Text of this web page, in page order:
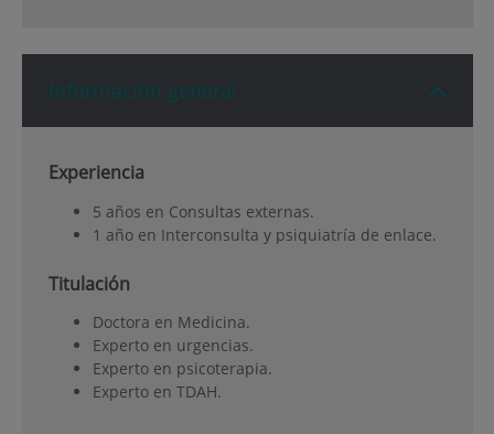
Información general
Experiencia
5 años en Consultas externas.
1 año en Interconsulta y psiquiatría de enlace.
Titulación
Doctora en Medicina.
Experto en urgencias.
Experto en psicoterapia.
Experto en TDAH.